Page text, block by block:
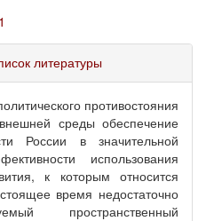
литературы
противостояния
среды обеспечение
России в значительной
использования
к которым относится
время недостаточно
пространственный